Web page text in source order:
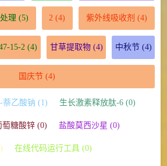
理 (5) 2 (4) 紫外线吸收剂 (4)
15-2 (4) 甘草提取物(4) 中秋节(4)
国庆节(4)
萘乙酸钠 (1) 生长激素释放肽-6 (0)
萄糖酸锌 (0) 盐酸莫西沙星 (0)
在线代码运行工具 (0)